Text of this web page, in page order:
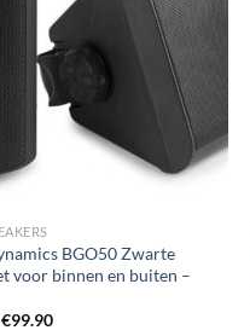
BGO50 Zwarte
voor binnen en buiten –
Oorspronkelijke
€99.90Huidige